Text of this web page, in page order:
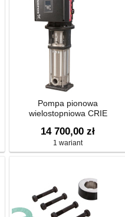
Pompa pionowa
wielostopniowa CRIE
14 700,00 zł
1 wariant